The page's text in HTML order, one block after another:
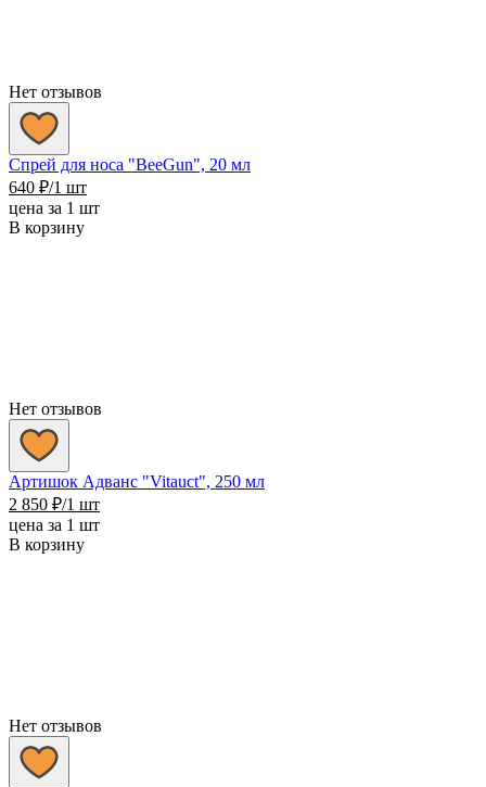
Нет отзывов
Спрей для носа "BeeGun", 20 мл
640 ₽/1 шт
цена за 1 шт
В корзину
Нет отзывов
Артишок Адванс "Vitauct", 250 мл
2 850 ₽/1 шт
цена за 1 шт
В корзину
Нет отзывов